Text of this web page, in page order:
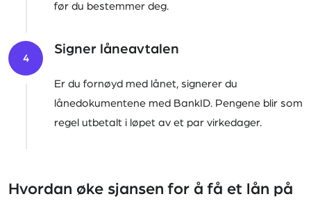
før du bestemmer deg.
4
Signer låneavtalen
Er du fornøyd med lånet, signerer du
lånedokumentene med BankID. Pengene blir som
regel utbetalt i løpet av et par virkedager.
Hvordan øke sjansen for å få et lån på